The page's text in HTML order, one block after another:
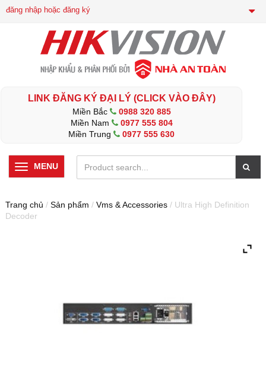
đăng nhập hoặc đăng ký
LINK ĐĂNG KÝ ĐẠI LÝ (CLICK VÀO ĐÂY)
Miền Bắc
0988 320 885
Miền Nam
0977 555 804
Miền Trung
0977 555 630
MENU
Trang chủ / Sản phẩm / Vms & Accessories / Ultra High Definition
Decoder